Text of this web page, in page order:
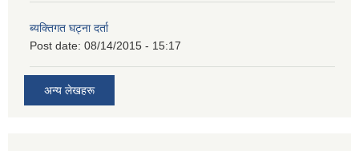
ब्यक्तिगत घट्ना दर्ता
Post date: 08/14/2015 - 15:17
अन्य लेखहरू